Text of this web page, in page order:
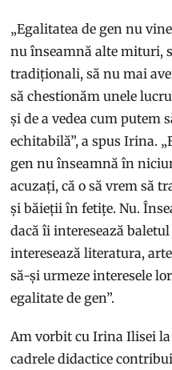
„Egalitatea de gen nu
nu înseamnă alte mituri,
tradiționali, să nu mai
să chestionăm unele
și de a vedea cum putem
echitabilă”, a spus Irina.
gen nu înseamnă în
acuzați, că o să vrem să
și băieții în fetițe. Nu.
dacă îi interesează
interesează literatura,
să-și urmeze interesele
egalitate de gen”.
Am vorbit cu Irina Ilisei la
cadrele didactice